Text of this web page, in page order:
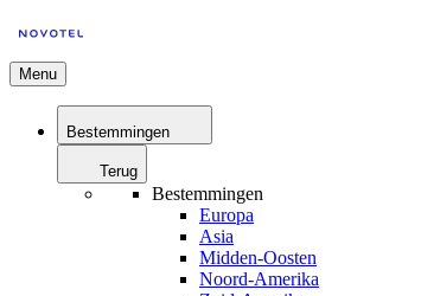
Menu
Bestemmingen
Terug
Bestemmingen
Europa
Asia
Midden-Oosten
Noord-Amerika